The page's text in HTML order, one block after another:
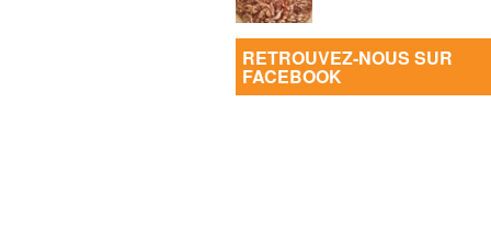
RETROUVEZ-NOUS SUR
FACEBOOK